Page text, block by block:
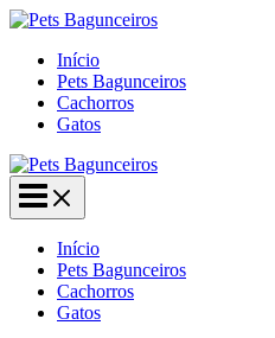
Ir
conteúdo
Início
Pets Bagunceiros
Cachorros
Gatos
Início
Pets Bagunceiros
Cachorros
Gatos